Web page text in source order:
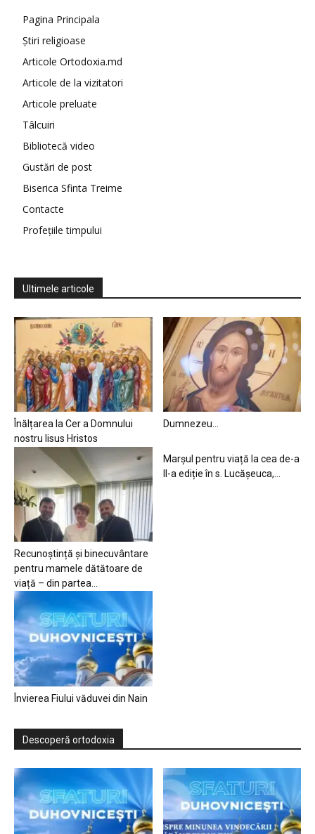
Pagina Principala
Știri religioase
Articole Ortodoxia.md
Articole de la vizitatori
Articole preluate
Tâlcuiri
Bibliotecă video
Gustări de post
Biserica Sfinta Treime
Contacte
Profețiile timpului
Ultimele articole
Înălțarea la Cer a Domnului
nostru Iisus Hristos
Dumnezeu…
Recunoștință și binecuvântare
pentru mamele dătătoare de
viață – din partea...
Marșul pentru viață la cea de-a
II-a ediție în s. Lucășeuca,...
Învierea Fiului văduvei din Nain
Descoperă ortodoxia